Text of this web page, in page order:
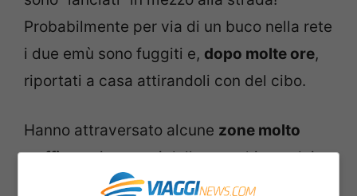
Probabilmente per via di un buco nella rete
i due emù sono fuggiti e, dopo molte ore,
riportati a casa attirandoli con del cibo.
Hanno attraversato alcune zone molto
trafficate, incuranti delle macchine e dei
lavori in corso che interessano tutta la